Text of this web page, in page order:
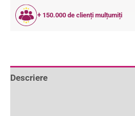
+ 150.000 de clienți mulțumiți
Descriere